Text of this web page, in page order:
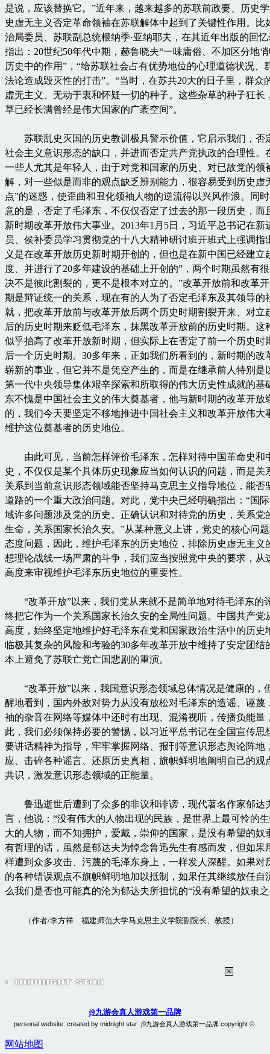
是说，应该替换它。”近年来，越来越多的苏联前政要、历史
史虚无主义否定革命领袖在苏联解体中起到了关键性作用。比
治局委员、苏联副总统根纳季·亚纳耶夫，在其近年出版的回
指出：20世纪50年代中期，赫鲁晓夫“一味庸俗、不加区分地‘
历史中的作用”，“给苏联社会占有优势地位的心理道德状况、
法论造成毁灭性的打击”。“当时，在苏共20大的日子里，群众
虚无主义、无动于衷和怀疑一切的种子。这些杂草的种子狂长
草已经长满曾经是伟大国家的广袤空间”。
苏联乱史灭国的历史教训极具警示价值，它启示我们，否
社会主义意识形态的缺口，并进而否定共产党执政的合理性。
一些人尤其是年轻人，由于对党和国家的历史、对已故党的领
解，对一些似是而非的观点缺乏辨别能力，很容易受到历史虚
点”的迷惑，使歪曲和丑化领袖人物的逆流得以兴风作浪。同
意的是，否定了毛泽东，不仅仅否定了过去的那一段历史，而
新时期改革开放伟大事业。2013年1月5日，习近平总书记在新
员、侯补委员学习贯彻党的十八大精神研讨班开班式上强调指
义是在改革开放历史新时期开创的，但也是在新中国已经建立
度、并进行了20多年建设的基础上开创的”，两个时期虽然有
决不是彼此割裂的，更不是根本对立的。”改革开放前和改革
期是辩证统一的关系，现在有的人为了否定毛泽东及其领导的
就，把改革开放前与改革开放后两个历史时期割裂开来、对立
后的历史时期来贬低毛泽东，抹黑改革开放前的历史时期。这
似乎抬高了改革开放新时期，但实际上在否定了前一个历史时
后一个历史时期。30多年来，正如我们所看到的，新时期的改
崭新的事业，但它并不是凭空产生的，而是在继承前人特别是
第一代中央领导集体艰辛探索和所取得的伟大历史性成就的基
东不愧是中国社会主义的伟大奠基者，他与新时期的改革开放
的，我们今天要坚定不移地推进中国社会主义和改革开放伟大
维护这位奠基者的历史地位。
由此可见，当前怎样评价毛泽东，怎样对待中国革命史和
史，不仅仅是某个具体历史现象应当如何认识的问题，而是关
关系到当前意识形态领域能否坚持马克思主义指导地位，能否
道路的一个重大政治问题。对此，党中央已经明确指出：“国
域许多问题涉及党的历史。正确认识和对待党的历史，关系党
生命，关系国家长治久安。”从某种意义上讲，党史的核心问
态度问题，因此，维护毛泽东的历史地位，排除历史虚无主义
想理论战线一场严肃的斗争，我们应当按照党中央的要求，从
高度来审视维护毛泽东历史地位的重要性。
“改革开放”以来，我们党从来就不是简单地对待毛泽东的
终把它作为一个关系国家长治久安的全局性问题。中国共产党
高度，始终坚定地维护好毛泽东在党和国家政治生活中的历史
临极其复杂的风险和考验的30多年改革开放中维持了安定团结
本上避免了苏联亡党亡国悲剧的重演。
“改革开放”以来，我国意识形态领域总体情况是健康的，
醒地看到，国内外敌对势力从没有放松对毛泽东的造谣、诬蔑
袖的杂音在网络等媒体中还时有出现、混淆视听，传播负能量
此，我们必须保持必要的警惕，以习近平总书记在全国宣传思
要讲话精神为指导，牢牢掌握网络、报刊等意识形态舆论阵地
应、击碎各种谣言、还原历史真相，旗帜鲜明地阐明自己的观
共识，激发意识形态领域的正能量。
鲁迅逝世后遭到了众多的非议和诽谤，现代著名作家郁达
言，他说：“没有伟大的人物出现的民族，是世界上最可怜的
大的人物，而不知拥护，爱戴，崇仰的国家，是没有希望的奴
有哲理的话，虽然是郁达夫为悼念鲁迅先生有感而发，但如果
样遭到众多攻击、污蔑的毛泽东身上，一样发人深醒。如果对
的各种错误观点不旗帜鲜明地加以抵制，如果任其继续放任自
么我们是否也可能真的沦为郁达夫所担忧的“没有希望的奴隶
（作者/李方祥 福建师范大学马克思主义学院副院长、教授）
j9九游会真人游戏第一品牌
personal website. created by midnight star .j9九游会真人游戏第一品牌 copyright ©.
网站地图